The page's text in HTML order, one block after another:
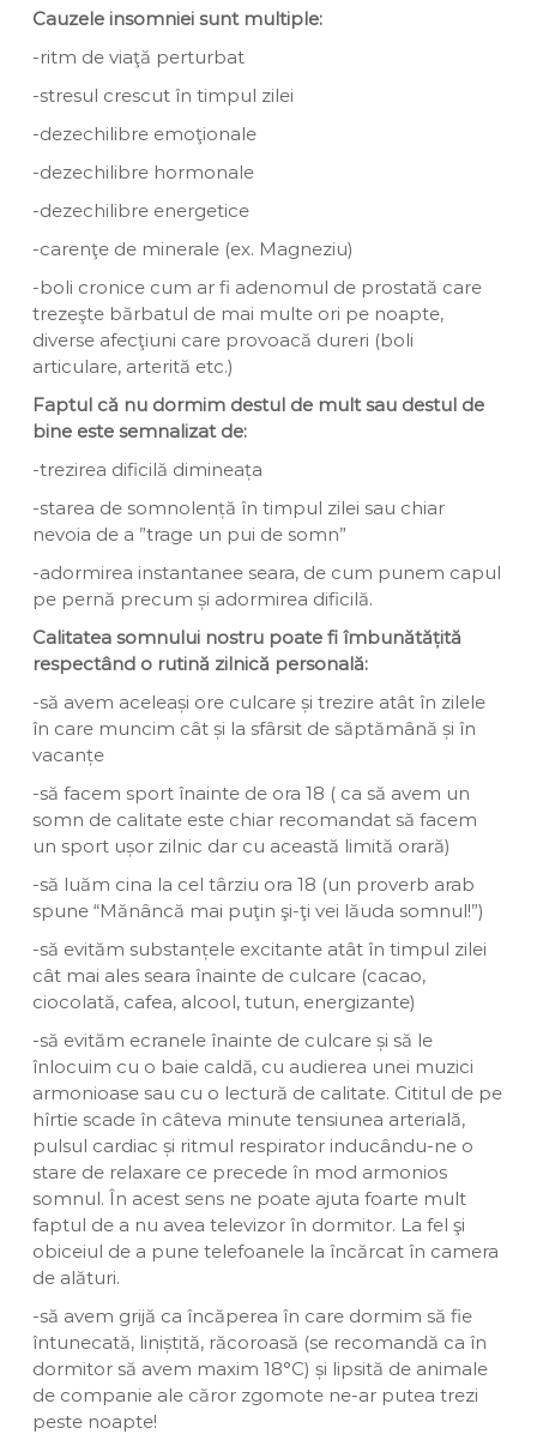
Cauzele insomniei sunt multiple:
-ritm de viaţă perturbat
-stresul crescut în timpul zilei
-dezechilibre emoţionale
-dezechilibre hormonale
-dezechilibre energetice
-carenţe de minerale (ex. Magneziu)
-boli cronice cum ar fi adenomul de prostată care
trezeşte bărbatul de mai multe ori pe noapte,
diverse afecţiuni care provoacă dureri (boli
articulare, arterită etc.)
Faptul că nu dormim destul de mult sau destul de
bine este semnalizat de:
-trezirea dificilă dimineața
-starea de somnolență în timpul zilei sau chiar
nevoia de a ”trage un pui de somn”
-adormirea instantanee seara, de cum punem capul
pe pernă precum și adormirea dificilă.
Calitatea somnului nostru poate fi îmbunătățită
respectând o rutină zilnică personală:
-să avem aceleași ore culcare și trezire atât în zilele
în care muncim cât și la sfârsit de săptămână și în
vacanțe
-să facem sport înainte de ora 18 ( ca să avem un
somn de calitate este chiar recomandat să facem
un sport ușor zilnic dar cu această limită orară)
-să luăm cina la cel târziu ora 18 (un proverb arab
spune “Mănâncă mai puţin şi-ţi vei lăuda somnul!”)
-să evităm substanțele excitante atât în timpul zilei
cât mai ales seara înainte de culcare (cacao,
ciocolată, cafea, alcool, tutun, energizante)
-să evităm ecranele înainte de culcare și să le
înlocuim cu o baie caldă, cu audierea unei muzici
armonioase sau cu o lectură de calitate. Cititul de pe
hîrtie scade în câteva minute tensiunea arterială,
pulsul cardiac și ritmul respirator inducându-ne o
stare de relaxare ce precede în mod armonios
somnul. În acest sens ne poate ajuta foarte mult
faptul de a nu avea televizor în dormitor. La fel şi
obiceiul de a pune telefoanele la încărcat în camera
de alături.
-să avem grijă ca încăperea în care dormim să fie
întunecată, liniștită, răcoroasă (se recomandă ca în
dormitor să avem maxim 18°C) și lipsită de animale
de companie ale căror zgomote ne-ar putea trezi
peste noapte!